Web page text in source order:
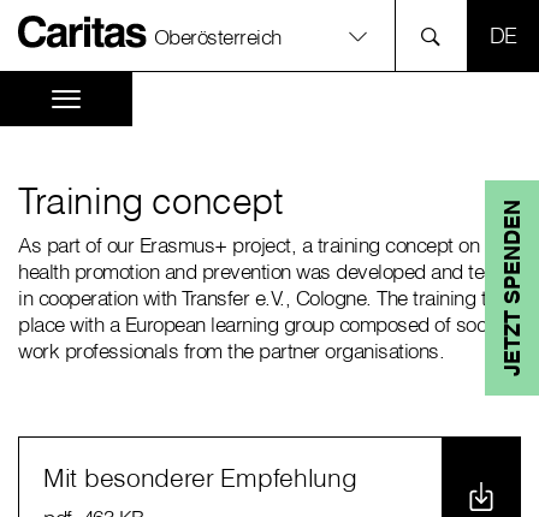
Oberösterreich
JETZT SPENDEN
Training concept
As part of our Erasmus+ project, a training concept on
health promotion and prevention was developed and tested
in cooperation with Transfer e.V., Cologne. The training took
place with a European learning group composed of social
work professionals from the partner organisations.
Mit besonderer Empfehlung